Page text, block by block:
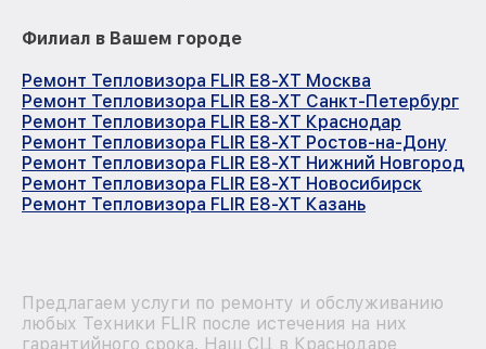
Филиал в Вашем городе
Ремонт Тепловизора FLIR E8-XT Москва
Ремонт Тепловизора FLIR E8-XT Санкт-Петербург
Ремонт Тепловизора FLIR E8-XT Краснодар
Ремонт Тепловизора FLIR E8-XT Ростов-на-Дону
Ремонт Тепловизора FLIR E8-XT Нижний Новгород
Ремонт Тепловизора FLIR E8-XT Новосибирск
Ремонт Тепловизора FLIR E8-XT Казань
Предлагаем услуги по ремонту и обслуживанию
любых Техники FLIR после истечения на них
гарантийного срока. Наш СЦ в Краснодаре